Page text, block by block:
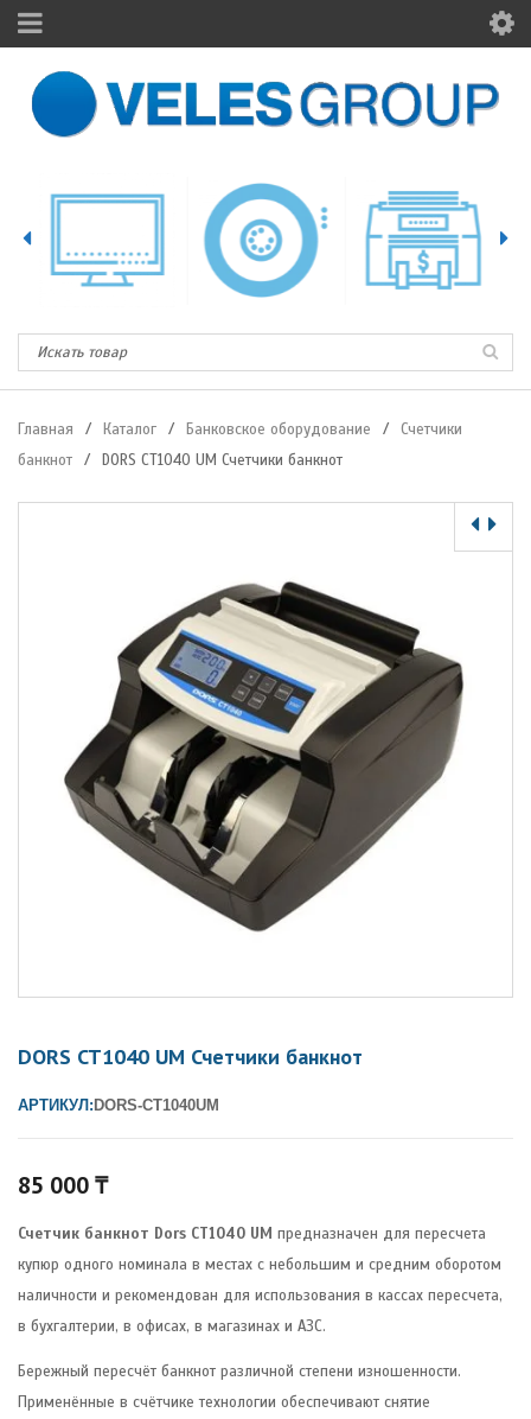
Главная / Каталог / Банковское оборудование /
Счетчики
банкнот
/ DORS CT1040 UM Счетчики банкнот
DORS CT1040 UM Счетчики банкнот
АРТИКУЛ: DORS-CT1040UM
85 000₸
Счетчик банкнот Dors CT1040 UM предназначен для пересчета
купюр одного номинала в местах с небольшим и средним оборотом
наличности и рекомендован для использования в кассах пересчета,
в бухгалтерии, в офисах, в магазинах и АЗС.
Бережный пересчёт банкнот различной степени изношенности.
Применённые в счётчике технологии обеспечивают снятие